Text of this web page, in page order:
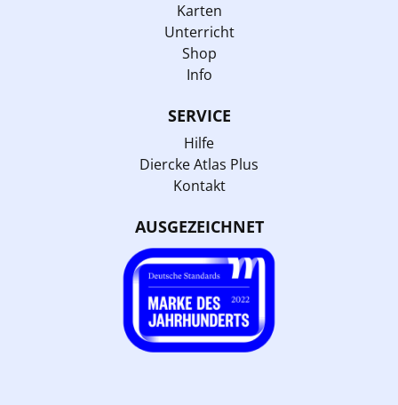
Karten
Unterricht
Shop
Info
SERVICE
Hilfe
Diercke Atlas Plus
Kontakt
AUSGEZEICHNET